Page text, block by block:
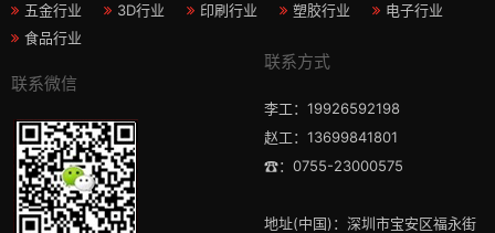
五金行业 3D行业 印刷行业 塑胶行业
电子行业
食品行业
联系微信
联系方式
李工：19926592198
赵工：13699841801
☎：0755-23000575
地址(中国)：深圳市宝安区福永街